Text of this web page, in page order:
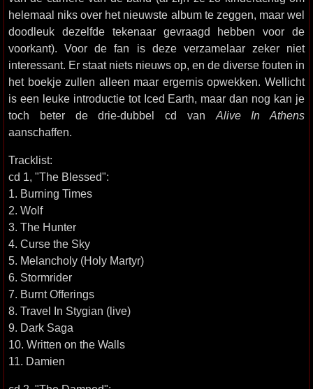
helemaal niks over het nieuwste album te zeggen, maar wel
doodleuk dezelfde tekenaar gevraagd hebben voor de
voorkant). Voor de fan is deze verzamelaar zeker niet
interessant. Er staat niets nieuws op, en de diverse fouten in
het boekje zullen alleen maar ergernis opwekken. Wellicht
is een leuke introductie tot Iced Earth, maar dan nog kan je
toch beter de drie-dubbel cd van Alive In Athens
aanschaffen.
Tracklist:
cd 1, "The Blessed":
1. Burning Times
2. Wolf
3. The Hunter
4. Curse the Sky
5. Melancholy (Holy Martyr)
6. Stormrider
7. Burnt Offerings
8. Travel In Stygian (live)
9. Dark Saga
10. Written on the Walls
11. Damien